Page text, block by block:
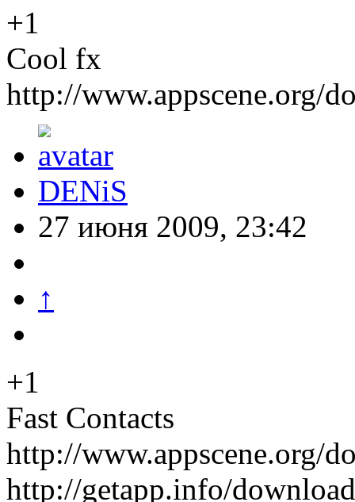
+1
Cool fx
http://www.appscene.org/
DENiS
27 июня 2009, 23:42
↑
+1
Fast Contacts
http://www.appscene.org/
http://getapp.info/